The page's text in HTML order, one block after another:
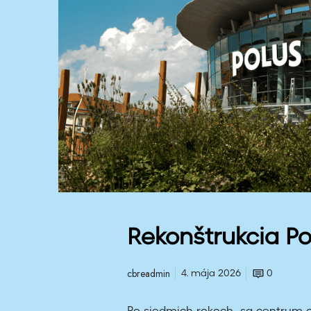
i
a
P
o
l
u
s
Rekonštrukcia
cbreadmin 4. mája 2026 0